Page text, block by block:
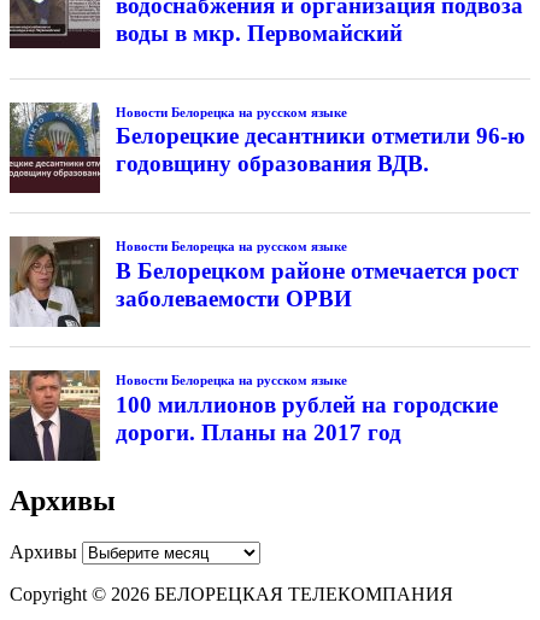
водоснабжения и организация подвоза
воды в мкр. Первомайский
Новости Белорецка на русском языке
Белорецкие десантники отметили 96-ю
годовщину образования ВДВ.
Новости Белорецка на русском языке
В Белорецком районе отмечается рост
заболеваемости ОРВИ
Новости Белорецка на русском языке
100 миллионов рублей на городские
дороги. Планы на 2017 год
Архивы
Архивы
Copyright © 2026 БЕЛОРЕЦКАЯ ТЕЛЕКОМПАНИЯ